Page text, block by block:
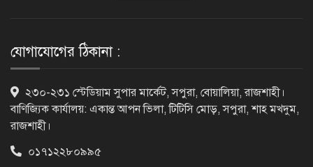
৫ আগস্ট গণতান্ত্রিক রাজনৈতিক অধিকার
পুনঃপ্রতিষ্ঠার দিন: প্রধানমন্ত্রী
যোগাযোগের ঠিকানা :
২৩০-২৩১ স্টেডিয়াম সুপার মার্কেট, সপুরা, বোয়ালিয়া, রাজশাহী।
বাণিজ্যিক কার্যালয়: একান্ত আপন ভিলা, টিটিসি মোড়, সপুরা, শাহ মখদুম,
রাজশাহী।
০১৭১২২৮০৯৯৫